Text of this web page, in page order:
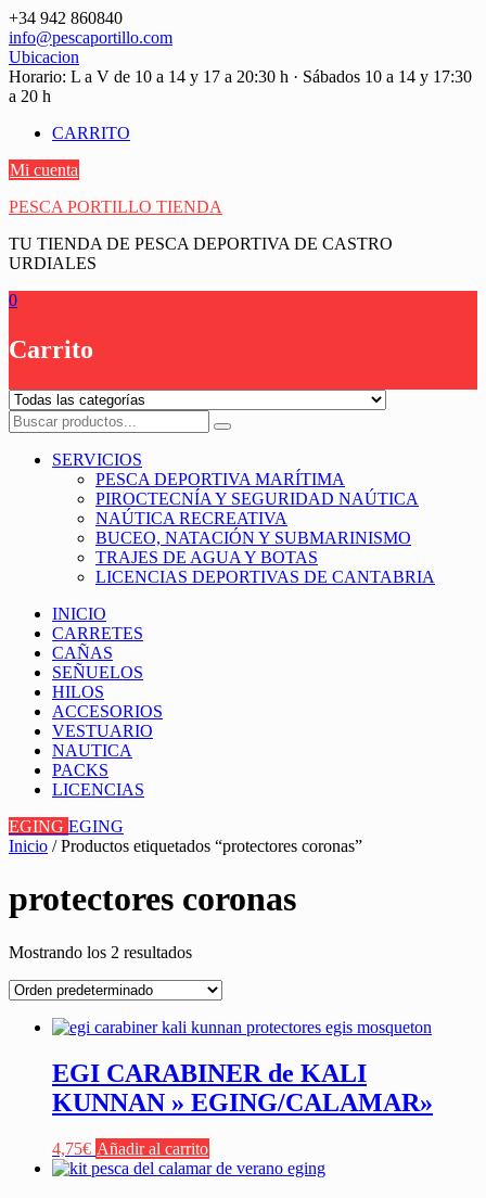
Saltar
contenido
+34 942 860840
info@pescaportillo.com
Ubicacion
Horario: L a V de 10 a 14 y 17 a 20:30 h · Sábados 10 a 14 y 17:30
a 20 h
CARRITO
Mi cuenta
PESCA PORTILLO TIENDA
TU TIENDA DE PESCA DEPORTIVA DE CASTRO
URDIALES
0
Carrito
SERVICIOS
PESCA DEPORTIVA MARÍTIMA
PIROCTECNÍA Y SEGURIDAD NAÚTICA
NAÚTICA RECREATIVA
BUCEO, NATACIÓN Y SUBMARINISMO
TRAJES DE AGUA Y BOTAS
LICENCIAS DEPORTIVAS DE CANTABRIA
INICIO
CARRETES
CAÑAS
SEÑUELOS
HILOS
ACCESORIOS
VESTUARIO
NAUTICA
PACKS
LICENCIAS
EGING EGING
Inicio / Productos etiquetados “protectores coronas”
protectores coronas
Mostrando los 2 resultados
EGI CARABINER de KALI
KUNNAN » EGING/CALAMAR»
4,75€ Añadir al carrito